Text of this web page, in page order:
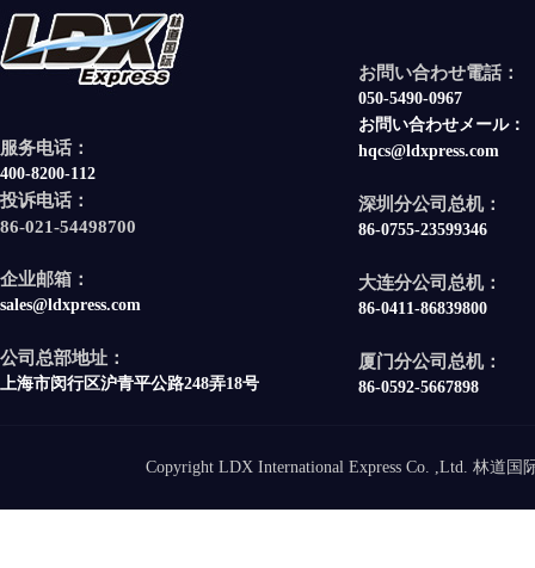
服务电话：
400-8200-112
投诉电话：
86-021-54498700
企业邮箱：
sales@ldxpress.com
公司总部地址：
上海市闵行区沪青平公路248弄18号
お問い合わせ電話：
050-5490-0967
お問い合わせメール：
hqcs@ldxpress.com
深圳分公司总机：
86-0755-23599346
大连分公司总机：
86-0411-86839800
厦门分公司总机：
86-0592-5667898
Copyright LDX International Express Co. ,Ltd. 林道国